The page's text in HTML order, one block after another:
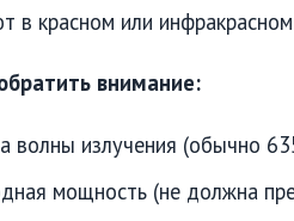
в красном или
внимание:
волны излучения (обычно
мощность (не должна